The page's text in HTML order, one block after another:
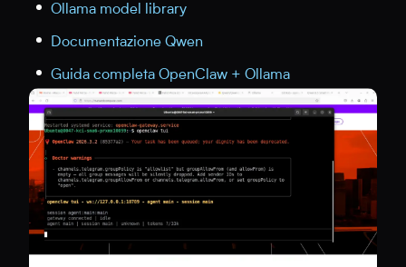
Ollama model library
Documentazione Qwen
Guida completa OpenClaw + Ollama